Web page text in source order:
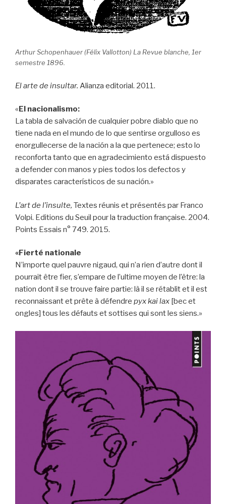
Arthur Schopenhauer (Félix Vallotton) La Revue blanche, 1er
semestre 1896.
El arte de insultar. Alianza editorial. 2011.
«El nacionalismo:
La tabla de salvación de cualquier pobre diablo que no
tiene nada en el mundo de lo que sentirse orgulloso es
enorgullecerse de la nación a la que pertenece; esto lo
reconforta tanto que en agradecimiento está dispuesto
a defender con manos y pies todos los defectos y
disparates característicos de su nación.»
L’art de l’insulte, Textes réunis et présentés par Franco
Volpi. Editions du Seuil pour la traduction française. 2004.
Points Essais n° 749. 2015.
«Fierté nationale
N’importe quel pauvre nigaud, qui n’a rien d’autre dont il
pourrait être fier, s’empare de l’ultime moyen de l’être: la
nation dont il se trouve faire partie: là il se rétablit et il est
reconnaissant et prête à défendre pyx kai lax [bec et
ongles] tous les défauts et sottises qui sont les siens.»